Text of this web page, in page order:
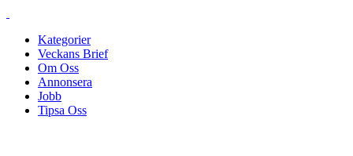
Kategorier
Veckans Brief
Om Oss
Annonsera
Jobb
Tipsa Oss